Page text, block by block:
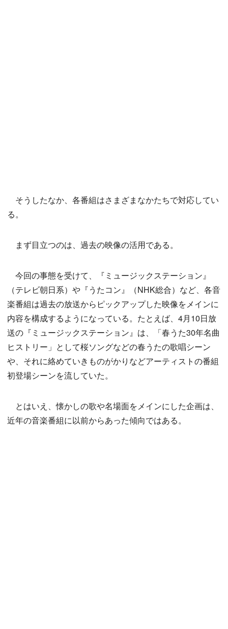
そうしたなか、各番組はさまざまなかたちで対応してい
る。
まず目立つのは、過去の映像の活用である。
今回の事態を受けて、『ミュージックステーション』
（テレビ朝日系）や『うたコン』（NHK総合）など、各音
楽番組は過去の放送からピックアップした映像をメインに
内容を構成するようになっている。たとえば、4月10日放
送の『ミュージックステーション』は、「春うた30年名曲
ヒストリー」として桜ソングなどの春うたの歌唱シーン
や、それに絡めていきものがかりなどアーティストの番組
初登場シーンを流していた。
とはいえ、懐かしの歌や名場面をメインにした企画は、
近年の音楽番組に以前からあった傾向ではある。